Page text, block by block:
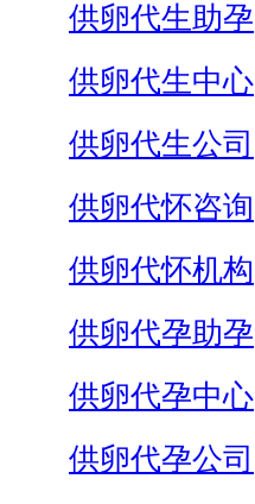
供卵代生助孕
供卵代生中心
供卵代生公司
供卵代怀咨询
供卵代怀机构
供卵代孕助孕
供卵代孕中心
供卵代孕公司